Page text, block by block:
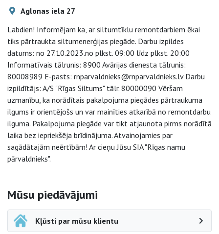
Aglonas iela 27
Labdien! Informējam ka, ar siltumtīklu remontdarbiem ēkai
tiks pārtraukta siltumenerģijas piegāde. Darbu izpildes
datums: no 27.10.2023.no plkst. 09:00 līdz plkst. 20:00
Informatīvais tālrunis: 8900 Avārijas dienesta tālrunis:
80008989 E-pasts: rnparvaldnieks@rnparvaldnieks.lv Darbu
izpildītājs: A/S "Rīgas Siltums" tālr. 80000090 Vēršam
uzmanību, ka norādītais pakalpojuma piegādes pārtraukuma
ilgums ir orientējošs un var mainīties atkarībā no remontdarbu
ilguma. Pakalpojuma piegāde var tikt atjaunota pirms norādītā
laika bez iepriekšēja brīdinājuma. Atvainojamies par
sagādātajām neērtībām! Ar cieņu Jūsu SIA "Rīgas namu
pārvaldnieks".
Sāna navigācija
Mūsu piedāvājumi
Kļūsti par mūsu klientu